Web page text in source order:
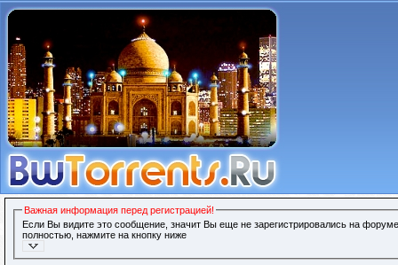
Важная информация перед регистрацией!
Если Вы видите это сообщение, значит Вы еще не зарегистрировались на
полностью, нажмите на кнопку ниже